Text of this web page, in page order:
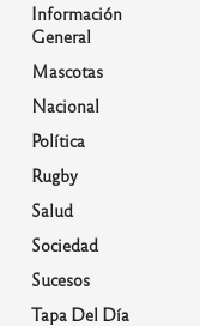
Información
General
Mascotas
Nacional
Política
Rugby
Salud
Sociedad
Sucesos
Tapa Del Día